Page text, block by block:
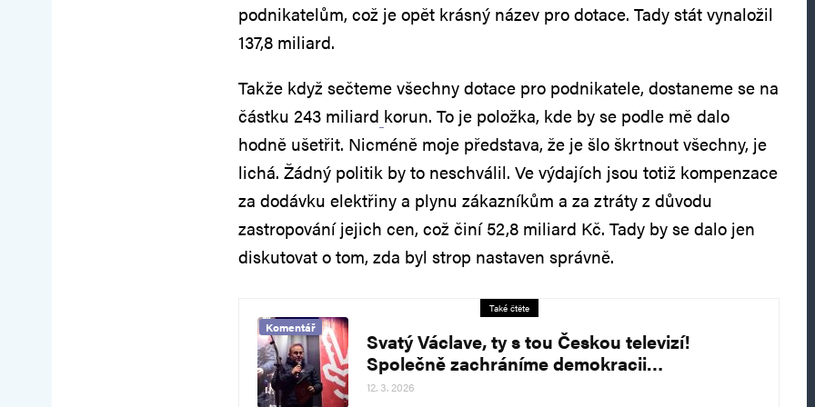
podnikatelům, což je opět krásný název pro dotace. Tady stát vynaložil
137,8 miliard.
Takže když sečteme všechny dotace pro podnikatele, dostaneme se na
částku 243 miliard korun. To je položka, kde by se podle mě dalo
hodně ušetřit. Nicméně moje představa, že je šlo škrtnout všechny, je
lichá. Žádný politik by to neschválil. Ve výdajích jsou totiž kompenzace
za dodávku elektřiny a plynu zákazníkům a za ztráty z důvodu
zastropování jejich cen, což činí 52,8 miliard Kč. Tady by se dalo jen
diskutovat o tom, zda byl strop nastaven správně.
Také čtěte
Komentář
Svatý Václave, ty s tou Českou televizí!
Společně zachráníme demokracii…
12. 3. 2026